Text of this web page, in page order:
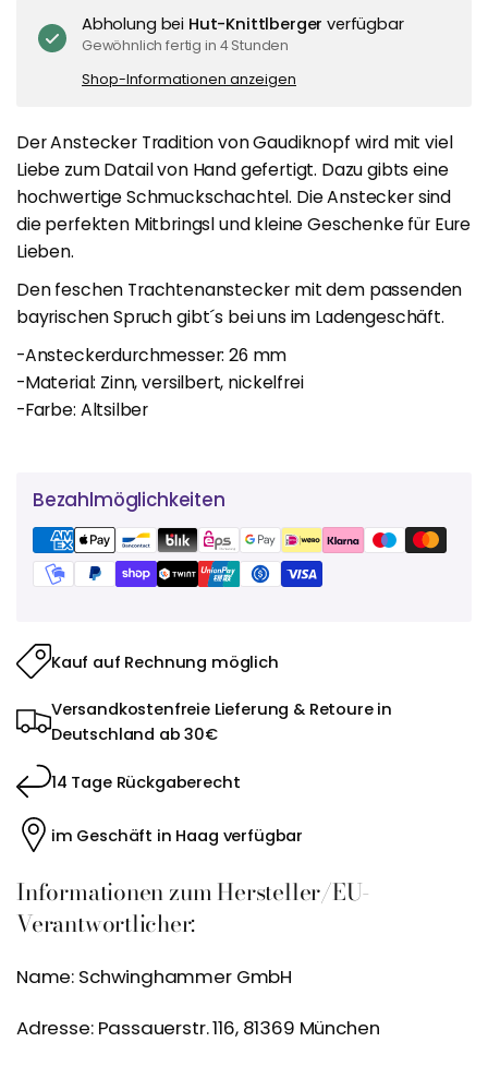
Abholung bei Hut-Knittlberger verfügbar
Gewöhnlich fertig in 4 Stunden
Shop-Informationen anzeigen
Der Anstecker Tradition von Gaudiknopf wird mit viel
Liebe zum Datail von Hand gefertigt. Dazu gibts eine
hochwertige Schmuckschachtel. Die Anstecker sind
die perfekten Mitbringsl und kleine Geschenke für Eure
Lieben.
Den feschen Trachtenanstecker mit dem passenden
bayrischen Spruch gibt´s bei uns im Ladengeschäft.
-Ansteckerdurchmesser: 26 mm
-Material: Zinn, versilbert, nickelfrei
-Farbe: Altsilber
Bezahlmöglichkeiten
Kauf auf Rechnung möglich
Versandkostenfreie Lieferung & Retoure in
Deutschland ab 30€
14 Tage Rückgaberecht
im Geschäft in Haag verfügbar
Informationen zum Hersteller/EU-
Verantwortlicher:
Name: Schwinghammer GmbH
Adresse: Passauerstr. 116, 81369 München